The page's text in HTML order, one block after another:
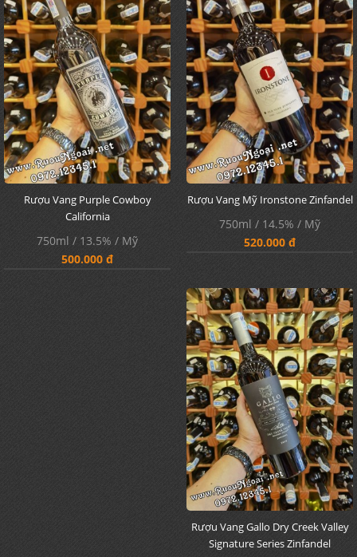
Rượu Vang Purple Cowboy
California
750ml / 13.5% / Mỹ
500.000 đ
Rượu Vang Mỹ Ironstone Zinfandel
750ml / 14.5% / Mỹ
520.000 đ
Rượu Vang Gallo Dry Creek Valley
Signature Series Zinfandel